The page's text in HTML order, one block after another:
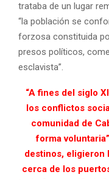
trataba de un lugar
“la población se
forzosa constituida
presos políticos,
esclavista”.
“A fines del siglo
los conflictos
comunidad de
forma
destinos, eligieron
cerca de los